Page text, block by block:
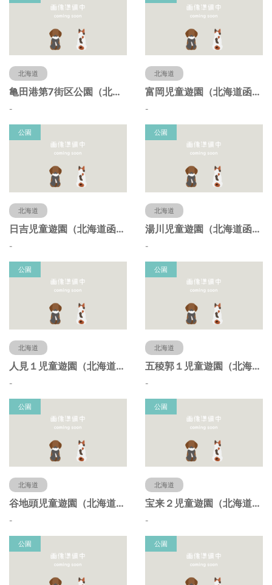
北海道
亀田港第7街区公園（北海道函館市）
-
北海道
富岡児童遊園（北海道函館市）
-
公園
北海道
日吉児童遊園（北海道函館市）
-
公園
北海道
湯川児童遊園（北海道函館市）
-
公園
北海道
人見１児童遊園（北海道函館市）
-
公園
北海道
五稜郭１児童遊園（北海道函館市）
-
公園
北海道
谷地頭児童遊園（北海道函館市）
-
公園
北海道
宝来２児童遊園（北海道函館市）
-
公園 公園